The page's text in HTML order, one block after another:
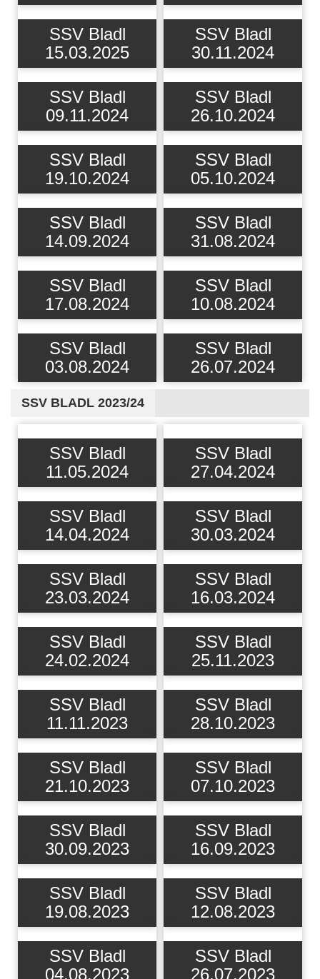
SSV Bladl
15.03.2025
SSV Bladl
30.11.2024
SSV Bladl
09.11.2024
SSV Bladl
26.10.2024
SSV Bladl
19.10.2024
SSV Bladl
05.10.2024
SSV Bladl
14.09.2024
SSV Bladl
31.08.2024
SSV Bladl
17.08.2024
SSV Bladl
10.08.2024
SSV Bladl
03.08.2024
SSV Bladl
26.07.2024
SSV BLADL 2023/24
SSV Bladl
11.05.2024
SSV Bladl
27.04.2024
SSV Bladl
14.04.2024
SSV Bladl
30.03.2024
SSV Bladl
23.03.2024
SSV Bladl
16.03.2024
SSV Bladl
24.02.2024
SSV Bladl
25.11.2023
SSV Bladl
11.11.2023
SSV Bladl
28.10.2023
SSV Bladl
21.10.2023
SSV Bladl
07.10.2023
SSV Bladl
30.09.2023
SSV Bladl
16.09.2023
SSV Bladl
19.08.2023
SSV Bladl
12.08.2023
SSV Bladl
04.08.2023
SSV Bladl
26.07.2023